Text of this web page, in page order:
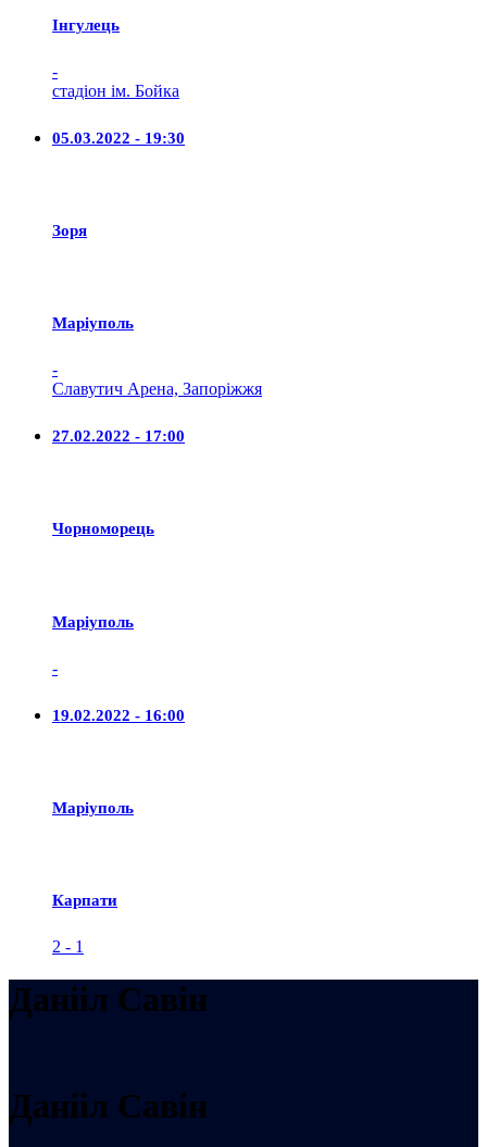
Iнгулець
-
стадіон ім. Бойка
05.03.2022 - 19:30
Зоря
Маріуполь
-
Славутич Арена, Запоріжжя
27.02.2022 - 17:00
Чорноморець
Маріуполь
-
19.02.2022 - 16:00
Маріуполь
Карпати
2 - 1
Данііл Савін
Данііл Савін